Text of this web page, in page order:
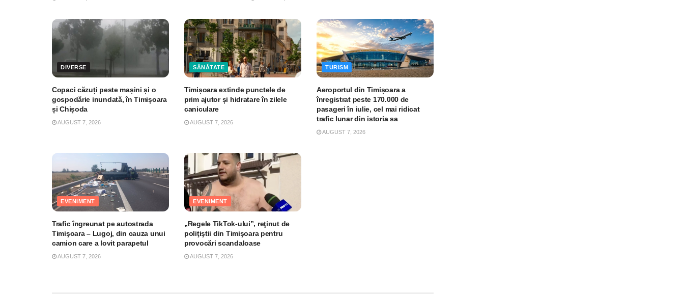
DIVERSE
Copaci căzuți peste mașini și o
gospodărie inundată, în Timișoara
și Chișoda
AUGUST 7, 2026
SĂNĂTATE
Timișoara extinde punctele de
prim ajutor și hidratare în zilele
caniculare
AUGUST 7, 2026
TURISM
Aeroportul din Timișoara a
înregistrat peste 170.000 de
pasageri în iulie, cel mai ridicat
trafic lunar din istoria sa
AUGUST 7, 2026
EVENIMENT
Trafic îngreunat pe autostrada
Timişoara – Lugoj, din cauza unui
camion care a lovit parapetul
AUGUST 7, 2026
EVENIMENT
„Regele TikTok-ului”, reţinut de
poliţiştii din Timişoara pentru
provocări scandaloase
AUGUST 7, 2026